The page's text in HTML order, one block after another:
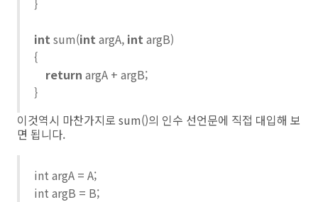
}
intsum(intargA, intargB)
{
return argA + argB;
}
이것역시 마찬가지로 sum()의 인수 선언문에 직접 대입해 보
면 됩니다.
int argA = A;
int argB = B;